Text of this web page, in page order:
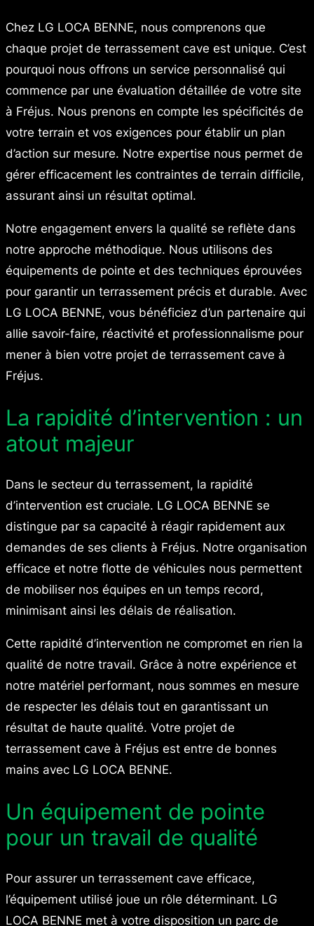
Chez LG LOCA BENNE, nous comprenons que
chaque projet de terrassement cave est unique. C’est
pourquoi nous offrons un service personnalisé qui
commence par une évaluation détaillée de votre site
à Fréjus. Nous prenons en compte les spécificités de
votre terrain et vos exigences pour établir un plan
d’action sur mesure. Notre expertise nous permet de
gérer efficacement les contraintes de terrain difficile,
assurant ainsi un résultat optimal.
Notre engagement envers la qualité se reflète dans
notre approche méthodique. Nous utilisons des
équipements de pointe et des techniques éprouvées
pour garantir un terrassement précis et durable. Avec
LG LOCA BENNE, vous bénéficiez d’un partenaire qui
allie savoir-faire, réactivité et professionnalisme pour
mener à bien votre projet de terrassement cave à
Fréjus.
La rapidité d’intervention : un
atout majeur
Dans le secteur du terrassement, la rapidité
d’intervention est cruciale. LG LOCA BENNE se
distingue par sa capacité à réagir rapidement aux
demandes de ses clients à Fréjus. Notre organisation
efficace et notre flotte de véhicules nous permettent
de mobiliser nos équipes en un temps record,
minimisant ainsi les délais de réalisation.
Cette rapidité d’intervention ne compromet en rien la
qualité de notre travail. Grâce à notre expérience et
notre matériel performant, nous sommes en mesure
de respecter les délais tout en garantissant un
résultat de haute qualité. Votre projet de
terrassement cave à Fréjus est entre de bonnes
mains avec LG LOCA BENNE.
Un équipement de pointe
pour un travail de qualité
Pour assurer un terrassement cave efficace,
l’équipement utilisé joue un rôle déterminant. LG
LOCA BENNE met à votre disposition un parc de